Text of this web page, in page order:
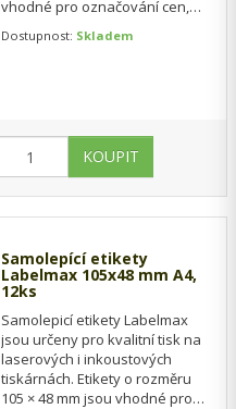
vhodné pro označování cen,
položek v…
Dostupnost: Skladem
Samolepící etikety
Labelmax 105x48 mm A4,
12ks
Samolepicí etikety Labelmax
jsou určeny pro kvalitní tisk na
laserových i inkoustových
tiskárnách. Etikety o rozměru
105 × 48 mm jsou vhodné pro